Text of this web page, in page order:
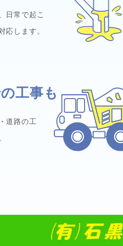
日常で起こ
応します。
工事も
道路の工